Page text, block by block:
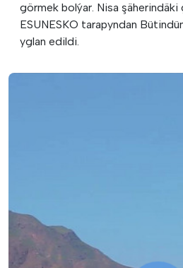
görmek bolýar. Nisa
ESUNESKO tarapyndan
yglan edildi.